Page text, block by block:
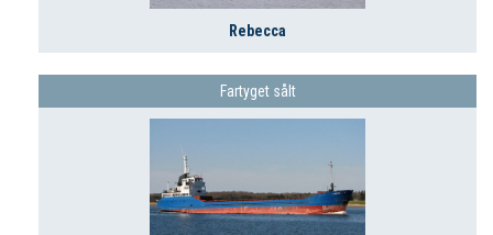
Rebecca
Fartyget sålt